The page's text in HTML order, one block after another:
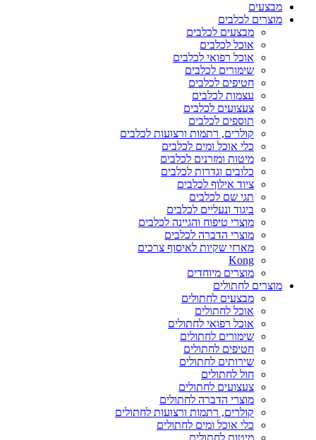
מבצעים
מוצרים לכלבים
מבצעים לכלבים
אוכל לכלבים
אוכל רפואי לכלבים
שימורים לכלבים
חטיפים לכלבים
עצמות לכלבים
צעצועים לכלבים
תוספים לכלבים
קולרים, רתמות ורצועות לכלבים
כלי אוכל ומים לכלבים
מיטות ומזרנים לכלבים
כלובים וגדרות לכלבים
ציוד אילוף לכלבים
תגי שם לכלבים
ביגוד ונעליים לכלבים
מוצרי טיפוח והגיינה לכלבים
מוצרי הדברה לכלבים
מארזי שקיות לאיסוף צרכים
Kong
מוצרים מיוחדים
מוצרים לחתולים
מבצעים לחתולים
אוכל לחתולים
אוכל רפואי לחתולים
שימורים לחתולים
חטיפים לחתולים
שירותים לחתולים
חול לחתולים
צעצועים לחתולים
מוצרי הדברה לחתולים
קולרים, רתמות ורצועות לחתולים
כלי אוכל ומים לחתולים